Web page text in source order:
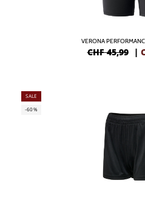
VERONA
CHF 45,99 |
SALE
-60%